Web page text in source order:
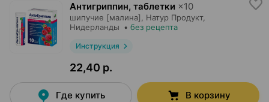
Антигриппин, таблетки ×10
шипучие [малина], Натур Продукт,
Нидерланды • без рецепта
Инструкция
22,40 р.
Где купить В корзину